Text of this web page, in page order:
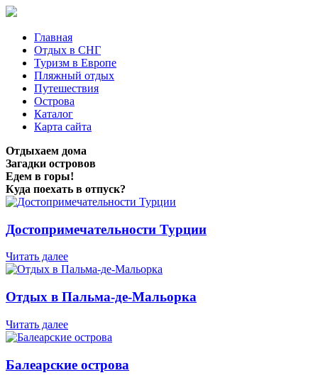
Главная
Отдых в СНГ
Туризм в Европе
Пляжный отдых
Путешествия
Острова
Каталог
Карта сайта
Отдыхаем дома
Загадки островов
Едем в горы!
Куда поехать в отпуск?
Достопримечательности Турции
Читать далее
Отдых в Пальма-де-Мальорка
Читать далее
Балеарские острова